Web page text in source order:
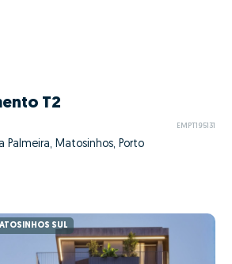
T2
EMPT195131
Palmeira, Matosinhos, Porto
SUL